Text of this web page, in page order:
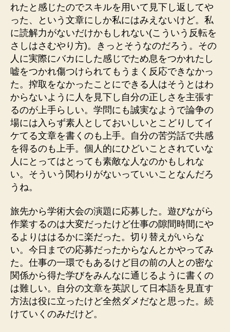
れたと感じたのでスキルを用いて見下し返してや
った、という文章にしか私にはみえないけど。私
に読解力がないだけかもしれない(こういう反転を
さしはさむやり方)。きっとそうなのだろう。その
人に実際にバカにした感じでため息をつかれたし
嘘をつかれ傷つけられてもうまく反応できなかっ
た。搾取をなかったことにできる人はそうとはわ
からないように人を見下し自分の正しさを主張す
るのが上手らしい。学問にも誠実なようで論争の
場には入らず素人としておいしいとこどりしてイ
ケてる文章を書くのも上手。自分の苦労話で共感
を得るのも上手。個人的にひどいことされていな
人にとってはとっても素敵な人なのかもしれな
い。そういう関わりがないっていいことなんだろ
うね。
旅先から学術大会の演題に応募した。遊びながら
作業するのは大変だったけど仕事の隙間時間にや
るよりははるかに楽だった。切り替えがいらな
い。今日までの応募だったからなんとかやってみ
た。仕事の一環でもあるけど目の前の人との密な
関係から得た学びをみんなに通じるように書くの
は難しい。自分の文章を英訳して日本語を見直す
方法は役に立ったけど全然ダメだなと思った。続
けていくのみだけど。